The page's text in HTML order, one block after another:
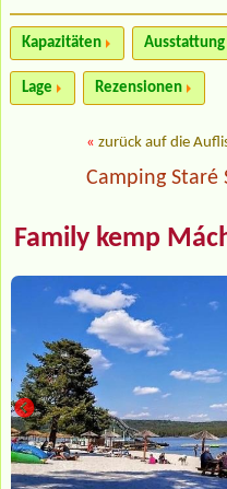
Kapazitäten Ausstattung
Lage Rezensionen
« zurück auf die
Camping Staré
Family kemp